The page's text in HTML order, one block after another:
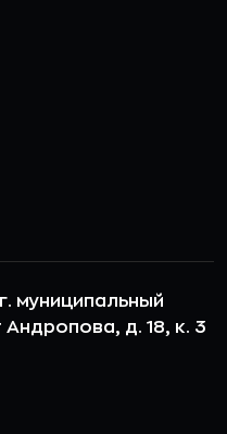
муниципальный
д. 18, к. 3